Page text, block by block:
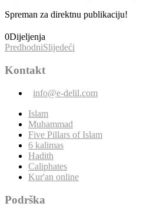
Spreman za direktnu publikaciju!
0Dijeljenja
PredhodniSlijedeći
Kontakt
info@e-delil.com
Islam
Muhammad
Five Pillars of Islam
6 kalimas
Hadith
Caliphates
Kur'an online
Podrška